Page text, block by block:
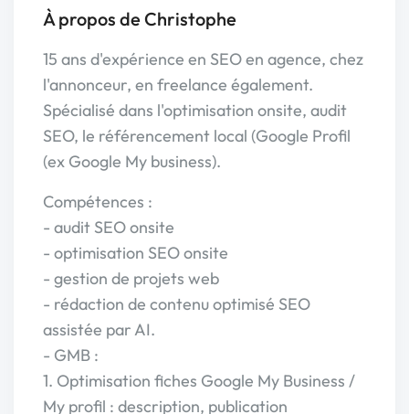
À propos de Christophe
15 ans d'expérience en SEO en agence, chez
l'annonceur, en freelance également.
Spécialisé dans l'optimisation onsite, audit
SEO, le référencement local (Google Profil
(ex Google My business).
Compétences :
- audit SEO onsite
- optimisation SEO onsite
- gestion de projets web
- rédaction de contenu optimisé SEO
assistée par AI.
- GMB :
1. Optimisation fiches Google My Business /
My profil : description, publication